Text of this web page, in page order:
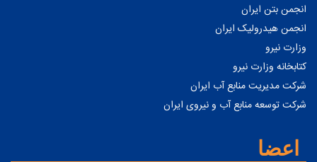
انجمن بتن ایران
انجمن هیدرولیک ایران
وزارت نیرو
کتابخانه وزارت نیرو
شرکت مدیریت منابع آب ایران
شرکت توسعه منابع آب و نیروی ایران
اعضا